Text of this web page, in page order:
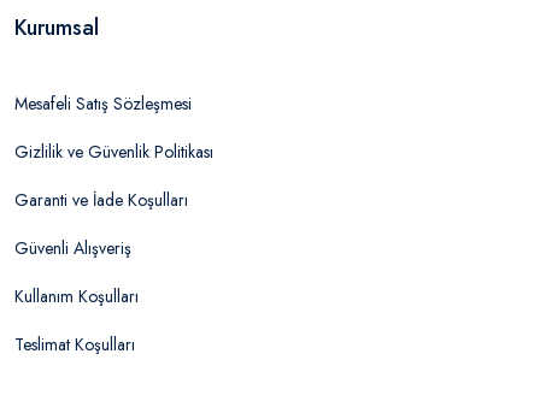
Kurumsal
Mesafeli Satış Sözleşmesi
Gizlilik ve Güvenlik Politikası
Garanti ve İade Koşulları
Güvenli Alışveriş
Kullanım Koşulları
Teslimat Koşulları